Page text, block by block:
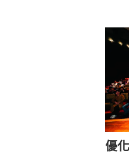
機構
南國
合書
「深
優